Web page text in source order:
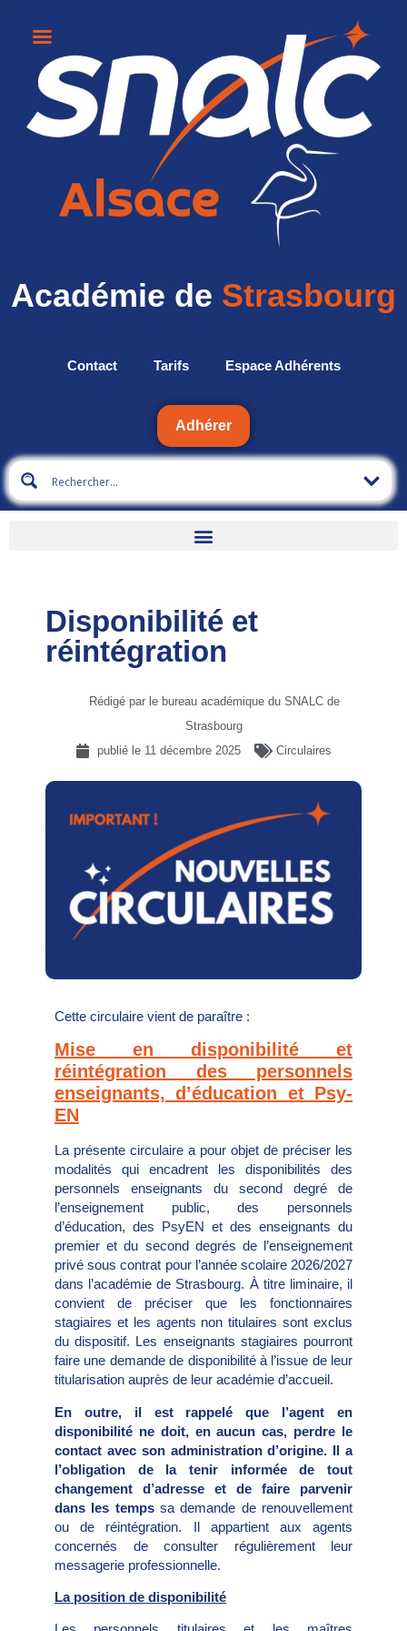
Académie de Strasbourg
Contact Tarifs Espace Adhérents
Adhérer
Disponibilité et
réintégration
Rédigé par le bureau académique du SNALC de
Strasbourg
publié le 11 décembre 2025 Circulaires
Cette circulaire vient de paraître :
Mise en disponibilité et
réintégration des personnels
enseignants, d’éducation et Psy-
EN
La présente circulaire a pour objet de préciser les
modalités qui encadrent les disponibilités des
personnels enseignants du second degré de
l’enseignement public, des personnels
d’éducation, des PsyEN et des enseignants du
premier et du second degrés de l’enseignement
privé sous contrat pour l’année scolaire 2026/2027
dans l’académie de Strasbourg. À titre liminaire, il
convient de préciser que les fonctionnaires
stagiaires et les agents non titulaires sont exclus
du dispositif. Les enseignants stagiaires pourront
faire une demande de disponibilité à l’issue de leur
titularisation auprès de leur académie d’accueil.
En outre, il est rappelé que l’agent en
disponibilité ne doit, en aucun cas, perdre le
contact avec son administration d’origine. Il a
l’obligation de la tenir informée de tout
changement d’adresse et de faire parvenir
dans les tempssa demande de renouvellement
ou de réintégration. Il appartient aux agents
concernés de consulter régulièrement leur
messagerie professionnelle.
La position de disponibilité